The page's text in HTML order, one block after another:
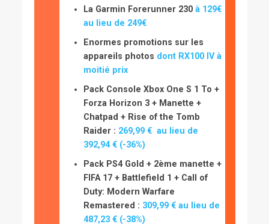
La Garmin Forerunner 230 à 129€
au lieu de 249€
Enormes promotions sur les
appareils photos dont RX100 IV à
moitié prix
Pack Console Xbox One S 1 To +
Forza Horizon 3 + Manette +
Chatpad + Rise of the Tomb
Raider : 269,99 € au lieu de
392,94 € (-36%)
Pack PS4 Gold + 2ème manette +
FIFA 17 + Battlefield 1 + Call of
Duty: Modern Warfare
Remastered : 309,99 € au lieu de
487,23 € (-38%)